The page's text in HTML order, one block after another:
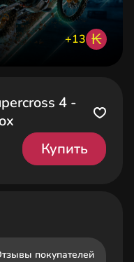
+13 ₭
4 -
Купить
покупателей